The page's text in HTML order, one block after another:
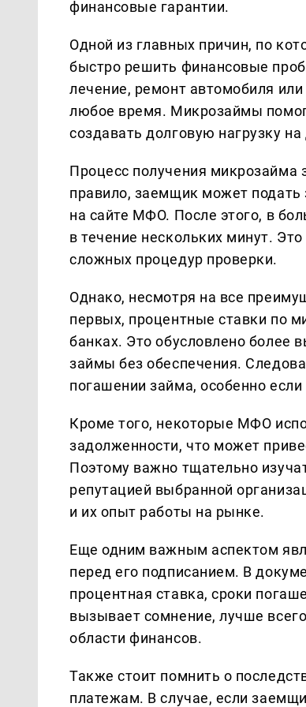
финансовые гарантии.
Одной из главных причин, по
быстро решить финансовые
лечение, ремонт автомобиля
любое время. Микрозаймы
создавать долговую нагрузку
Процесс получения микрозайма
правило, заемщик может подать
на сайте МФО. После этого, в
в течение нескольких минут.
сложных процедур проверки.
Однако, несмотря на все
первых, процентные ставки по
банках. Это обусловлено более
займы без обеспечения.
погашении займа, особенно
Кроме того, некоторые МФО
задолженности, что может
Поэтому важно тщательно
репутацией выбранной
и их опыт работы на рынке.
Еще одним важным аспектом
перед его подписанием. В
процентная ставка, сроки
вызывает сомнение, лучше
области финансов.
Также стоит помнить о
платежам. В случае, если